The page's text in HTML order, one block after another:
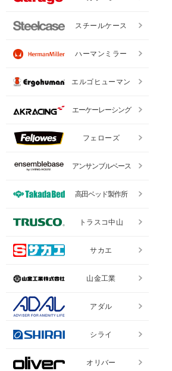
スチールケース
ハーマンミラー
エルゴヒューマン
エーケーレーシング
フェローズ
アンサンブルベース
高田ベッド製作所
トラスコ中山
サカエ
山金工業
アダル
シライ
オリバー